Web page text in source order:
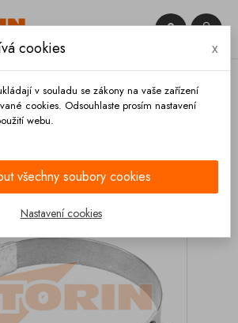


cookies x
v souladu se zákony na vaše zařízení
cookies. Odsouhlaste prosím nastavení
webu.
všechny soubory cookies
Nastavení cookies